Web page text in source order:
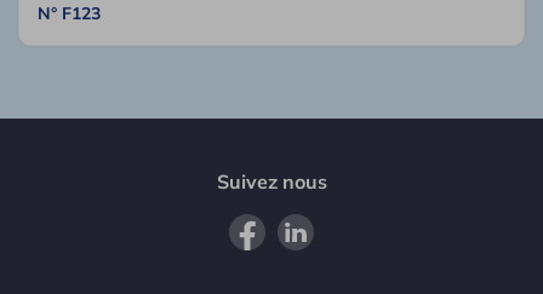
N° F123
Suivez nous